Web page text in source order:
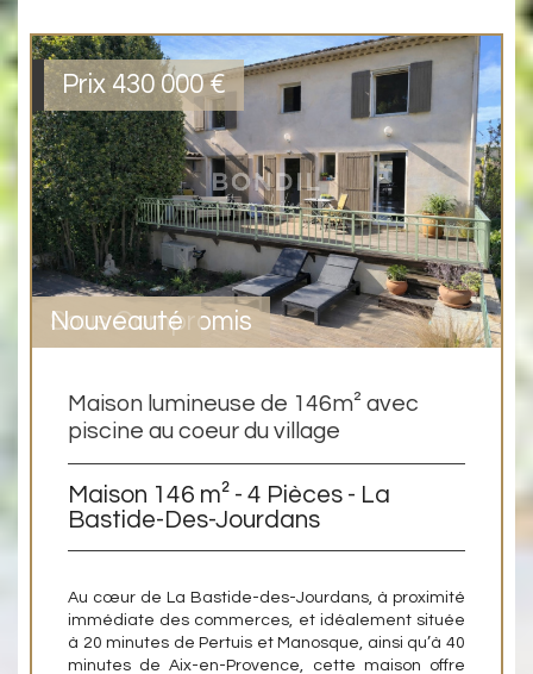
Sous Compromis
Nouveauté
Prix 430 000 €
Maison lumineuse de 146m² avec
piscine au coeur du village
Maison 146 m² - 4 Pièces - La
Bastide-Des-Jourdans
Au cœur de La Bastide-des-Jourdans, à proximité
immédiate des commerces, et idéalement située
à 20 minutes de Pertuis et Manosque, ainsi qu’à 40
minutes de Aix-en-Provence, cette maison offre